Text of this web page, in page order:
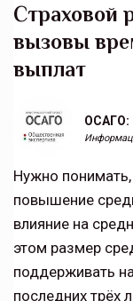
Страховой
вызовы
выплат
ОСАГО:
Нужно понимать,
повышение
влияние на
этом размер
поддерживать
последних трёх